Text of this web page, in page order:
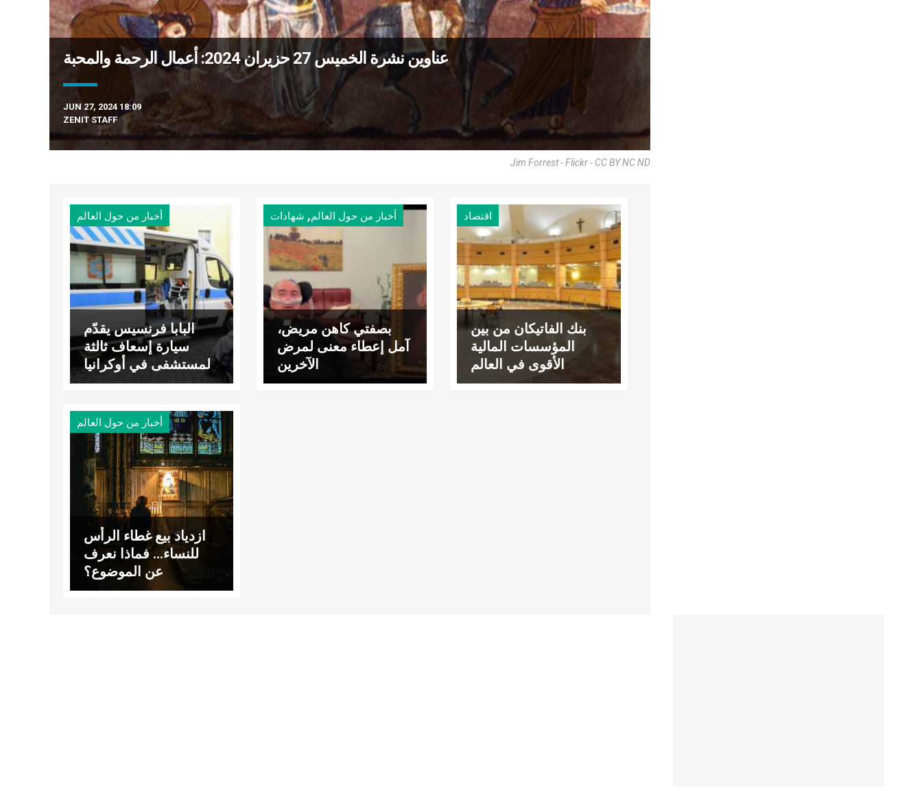
عناوين نشرة الخميس 27 حزيران 2024: أعمال الرحمة والمحبة
JUN 27, 2024 18:09
ZENIT STAFF
Jim Forrest - Flickr - CC BY NC ND
أخبار من حول العالم
البابا فرنسيس يقدّم
سيارة إسعاف ثالثة
لمستشفى في أوكرانيا
أخبار من حول العالم, شهادات
بصفتي كاهن مريض،
آمل إعطاء معنى لمرض
الآخرين
اقتصاد
بنك الفاتيكان من بين
المؤسسات المالية
الأقوى في العالم
أخبار من حول العالم
ازدياد بيع غطاء الرأس
للنساء… فماذا نعرف
عن الموضوع؟